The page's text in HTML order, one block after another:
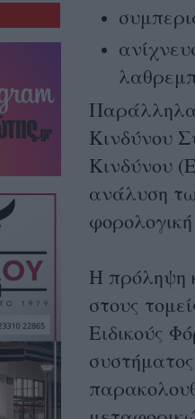
Κινδύνου
Κινδύνου
ανάλυση
Η πρόληψη
στους
Ειδικούς